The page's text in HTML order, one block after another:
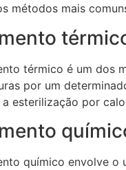
métodos mais
térmico é um dos
por um
a esterilização por
químico envolve o